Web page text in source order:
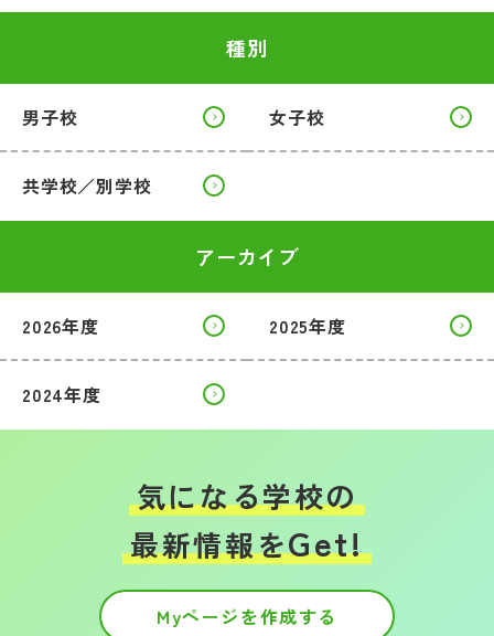
種別
男子校 女子校
共学校／別学校
アーカイブ
2026年度 2025年度
2024年度
気になる学校の
最新情報をGet!
Myページを作成する